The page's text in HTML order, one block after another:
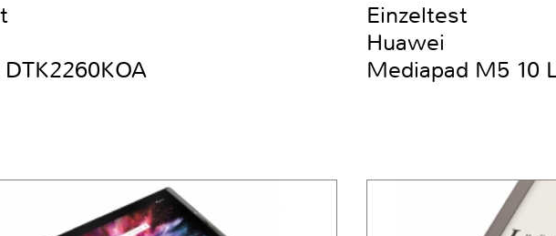
Einzeltest
Huawei
Mediapad M5 10